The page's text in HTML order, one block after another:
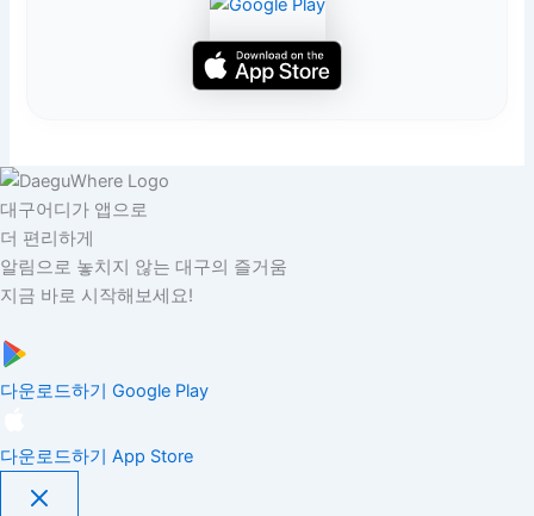
대구어디가 앱으로
더 편리하게
알림으로 놓치지 않는 대구의 즐거움
지금 바로 시작해보세요!
다운로드하기 Google Play
다운로드하기 App Store